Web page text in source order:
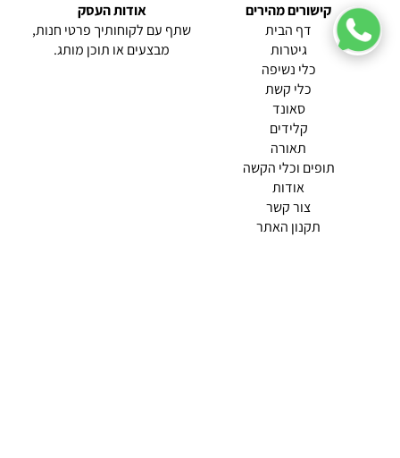
קישורים מהירים
דף הבית
גיטרות
כלי נשיפה
כלי קשת
סאונד
קלידים
תאורה
תופים וכלי הקשה
אודות
צור קשר
(current)
תקנון האתר
אודות העסק
שתף עם לקוחותיך פרטי חנות,
מבצעים או תוכן מותג.